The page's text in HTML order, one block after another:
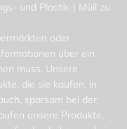
und Plastik-) Müll zu
oder
über ein
muss. Unsere
die sie kaufen, in
sparsam bei der
unsere Produkte,